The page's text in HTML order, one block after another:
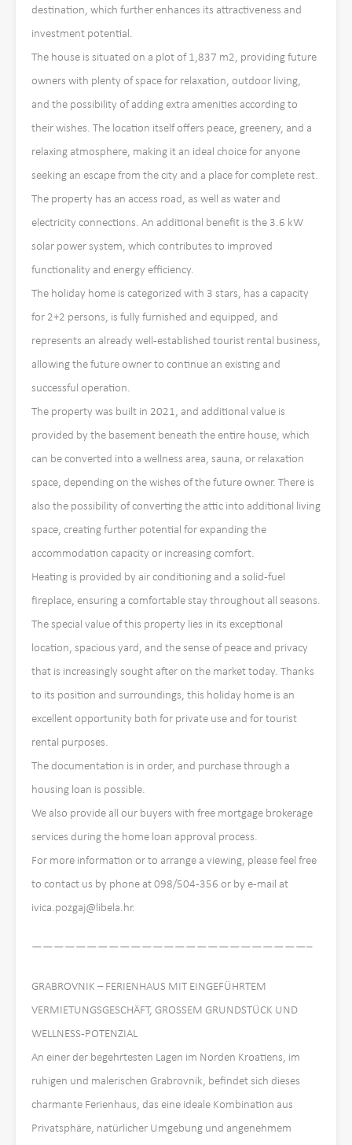
destination, which further enhances its attractiveness and
investment potential.
The house is situated on a plot of 1,837 m2, providing future
owners with plenty of space for relaxation, outdoor living,
and the possibility of adding extra amenities according to
their wishes. The location itself offers peace, greenery, and a
relaxing atmosphere, making it an ideal choice for anyone
seeking an escape from the city and a place for complete rest.
The property has an access road, as well as water and
electricity connections. An additional benefit is the 3.6 kW
solar power system, which contributes to improved
functionality and energy efficiency.
The holiday home is categorized with 3 stars, has a capacity
for 2+2 persons, is fully furnished and equipped, and
represents an already well-established tourist rental business,
allowing the future owner to continue an existing and
successful operation.
The property was built in 2021, and additional value is
provided by the basement beneath the entire house, which
can be converted into a wellness area, sauna, or relaxation
space, depending on the wishes of the future owner. There is
also the possibility of converting the attic into additional living
space, creating further potential for expanding the
accommodation capacity or increasing comfort.
Heating is provided by air conditioning and a solid-fuel
fireplace, ensuring a comfortable stay throughout all seasons.
The special value of this property lies in its exceptional
location, spacious yard, and the sense of peace and privacy
that is increasingly sought after on the market today. Thanks
to its position and surroundings, this holiday home is an
excellent opportunity both for private use and for tourist
rental purposes.
The documentation is in order, and purchase through a
housing loan is possible.
We also provide all our buyers with free mortgage brokerage
services during the home loan approval process.
For more information or to arrange a viewing, please feel free
to contact us by phone at 098/504-356 or by e-mail at
ivica.pozgaj@libela.hr.
—————————————————————————–
GRABROVNIK – FERIENHAUS MIT EINGEFÜHRTEM
VERMIETUNGSGESCHÄFT, GROSSEM GRUNDSTÜCK UND
WELLNESS-POTENZIAL
An einer der begehrtesten Lagen im Norden Kroatiens, im
ruhigen und malerischen Grabrovnik, befindet sich dieses
charmante Ferienhaus, das eine ideale Kombination aus
Privatsphäre, natürlicher Umgebung und angenehmem